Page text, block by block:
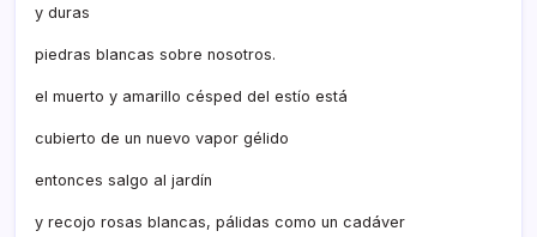
y duras
piedras blancas sobre nosotros.
el muerto y amarillo césped del estí­o está
cubierto de un nuevo vapor gélido
entonces salgo al jardí­n
y recojo rosas blancas, pálidas como un cadáver